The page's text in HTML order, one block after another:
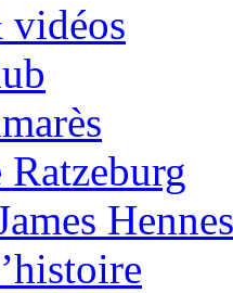
vidéos
Ratzeburg